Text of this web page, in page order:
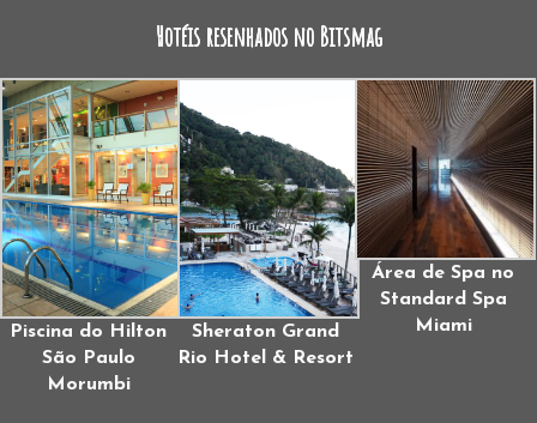
Hotéis resenhados no Bitsmag
Piscina do Hilton
São Paulo
Morumbi
Sheraton Grand
Rio Hotel & Resort
Área de Spa no
Standard Spa
Miami